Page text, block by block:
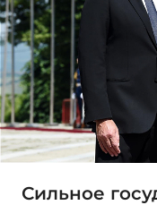
Сильное